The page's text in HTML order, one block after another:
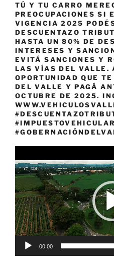
TÚ Y TU CARRO
PREOCUPACIONES SI
VIGENCIA 2025
DESCUENTAZO
HASTA UN 80% DE
INTERESES Y
EVITÁ SANCIONES Y
LAS VÍAS DEL VALLE.
OPORTUNIDAD QUE
DEL VALLE Y PAGÁ
OCTUBRE DE 2025.
#IMPUESTOVEHICULAR
de
vídeo
00:00